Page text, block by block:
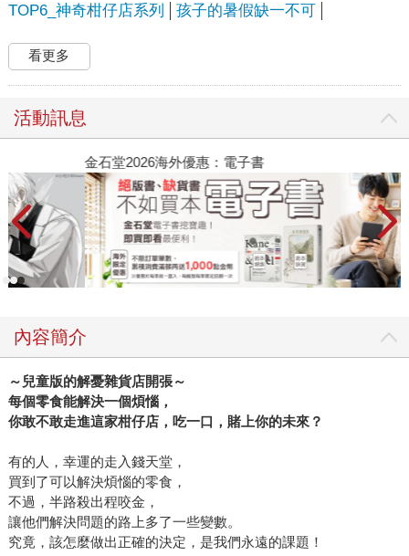
TOP6_神奇柑仔店系列 孩子的暑假缺一不可
看更多
活動訊息
金石堂2026海外優惠：電子書
內容簡介
～兒童版的解憂雜貨店開張～
每個零食能解決一個煩惱，
你敢不敢走進這家柑仔店，吃一口，賭上你的未來？
有的人，幸運的走入錢天堂，
買到了可以解決煩惱的零食，
不過，半路殺出程咬金，
讓他們解決問題的路上多了一些變數。
究竟，該怎麼做出正確的決定，是我們永遠的課題！